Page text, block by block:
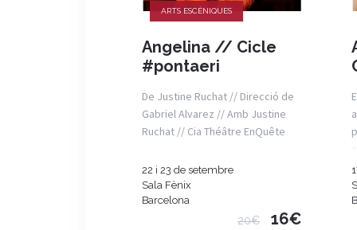
ARTS ESCÈNIQUES
Angelina // Cicle
#pontaeri
De Justine Ruchat // Direcció de
Gabriel Alvarez // Amb Justine
Ruchat // Cia Théâtre EnQuête
22 i 23 de setembre
Sala Fènix
Barcelona
20€ 16€